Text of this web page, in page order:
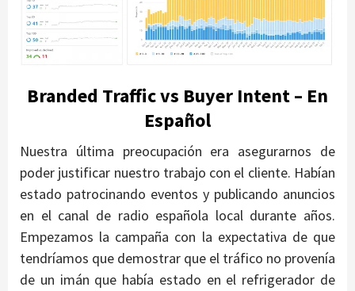
Branded Traffic vs Buyer Intent – En
Español
Nuestra última preocupación era asegurarnos de
poder justificar nuestro trabajo con el cliente. Habían
estado patrocinando eventos y publicando anuncios
en el canal de radio española local durante años.
Empezamos la campaña con la expectativa de que
tendríamos que demostrar que el tráfico no provenía
de un imán que había estado en el refrigerador de